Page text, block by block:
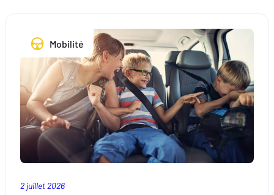
que
disent
les
lois
en
Europe
Mobilité
2 juillet 2026